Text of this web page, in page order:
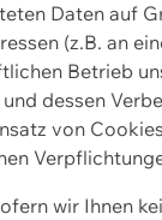
Daten auf
(z.B. an
Betrieb
dessen
von
wir Ihnen